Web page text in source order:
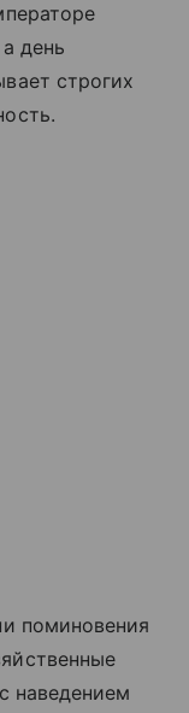
день
строгих
поминовения
наведением